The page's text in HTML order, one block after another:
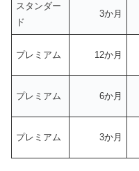
スタンダー
ド
3か月
プレミアム 12か月
プレミアム 6か月
プレミアム 3か月